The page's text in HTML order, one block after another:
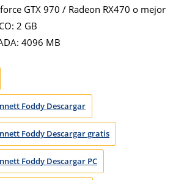
GTX 970 / Radeon RX470 o mejor
2 GB
4096 MB
Foddy Descargar
Foddy Descargar gratis
Foddy Descargar PC